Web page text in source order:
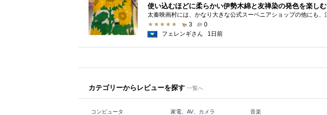
使い込むほどに柔らかい伊勢木綿と友禅染の発色を楽しむ
3
0
フェレンギさん
1日前
カテゴリーからレビューを探す 一覧へ
コンピュータ 家電、AV、カメラ 音楽